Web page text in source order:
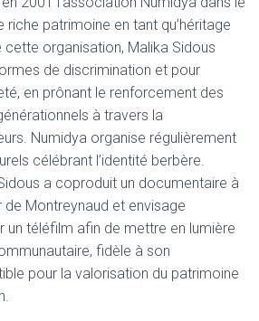
patrimoine en tant qu’héritage
cette organisation, Malika Sidous
de discrimination et pour
en prônant le renforcement des
à travers la
Numidya organise régulièrement
célébrant l’identité berbère.
a coproduit un documentaire à
Montreynaud et envisage
un téléfilm afin de mettre en lumière
fidèle à son
pour la valorisation du patrimoine